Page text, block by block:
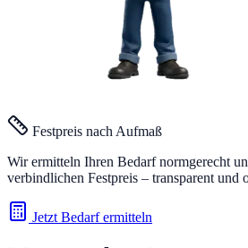
Festpreis nach Aufmaß
Wir ermitteln Ihren Bedarf normgerecht
verbindlichen Festpreis – transparent und
Jetzt Bedarf ermitteln